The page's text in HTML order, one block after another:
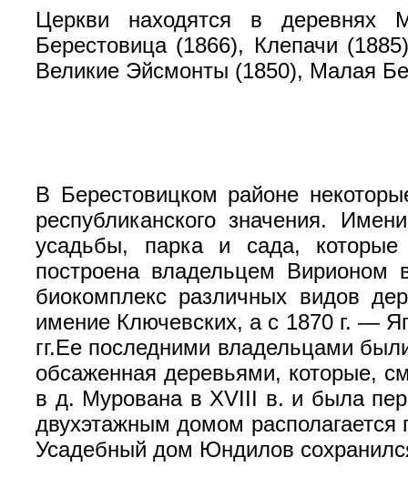
Церкви находятся в деревнях
Берестовица (1866), Клепачи
Великие Эйсмонты (1850), Малая
В Берестовицком районе
республиканского значения.
усадьбы, парка и сада, которые
построена владельцем Вирионом
биокомплекс различных видов
имение Ключевских, а с 1870 г. —
гг.Ее последними владельцами
обсаженная деревьями, которые,
в д. Мурована в XVIII в. и была
двухэтажным домом
Усадебный дом Юндилов